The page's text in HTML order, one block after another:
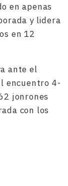
en apenas
y lidera
en 12
ante el
encuentro 4-
jonrones
con los